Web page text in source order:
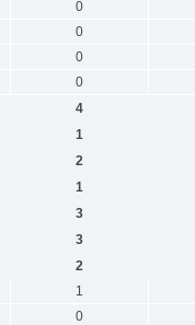
0
0
0
0
4
1
2
1
3
3
2
1
0